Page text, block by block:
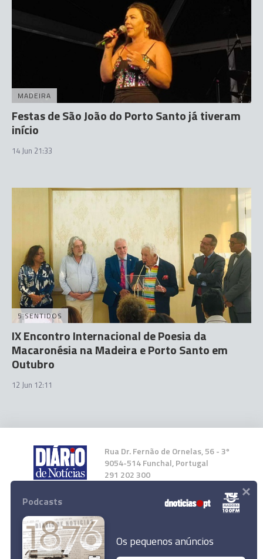
MADEIRA
Festas de São João do Porto Santo já tiveram
início
14 Jun 21:33
5 SENTIDOS
IX Encontro Internacional de Poesia da
Macaronésia na Madeira e Porto Santo em
Outubro
12 Jun 12:11
Rua Dr. Fernão de Ornelas, 56 - 3º
9054-514 Funchal, Portugal
291 202 300
Instale a nossa App
Podcasts
Os pequenos anúncios
×